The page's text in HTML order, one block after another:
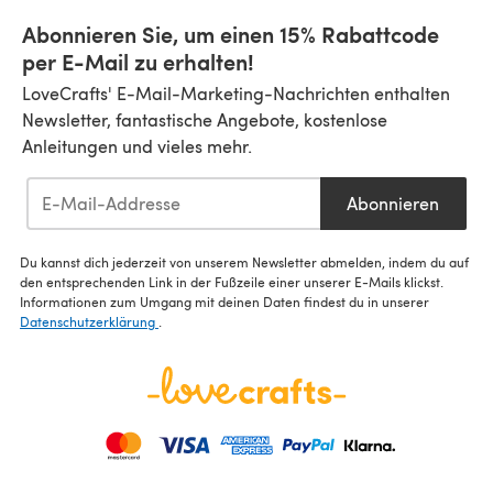
Abonnieren Sie, um einen 15% Rabattcode
per E-Mail zu erhalten!
LoveCrafts' E-Mail-Marketing-Nachrichten enthalten
Newsletter, fantastische Angebote, kostenlose
Anleitungen und vieles mehr.
Abonnieren
Du kannst dich jederzeit von unserem Newsletter abmelden, indem du auf
den entsprechenden Link in der Fußzeile einer unserer E-Mails klickst.
Informationen zum Umgang mit deinen Daten findest du in unserer
Datenschutzerklärung